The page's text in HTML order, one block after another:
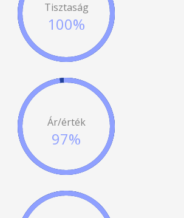
Tisztaság
100%
Ár/érték
97%